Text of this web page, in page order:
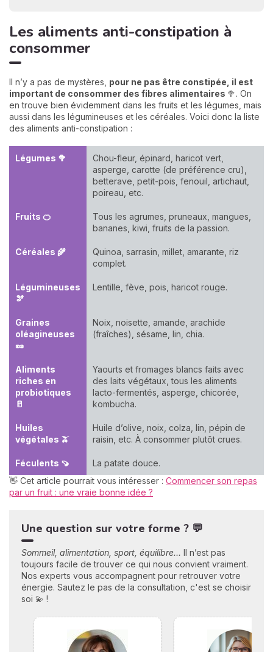
Les aliments anti-constipation à
consommer
Il n’y a pas de mystères, pour ne pas être constipée, il est
important de consommer des fibres alimentaires 🥦. On
en trouve bien évidemment dans les fruits et les légumes, mais
aussi dans les légumineuses et les céréales. Voici donc la liste
des aliments anti-constipation :
Légumes 🥦
Chou-fleur, épinard, haricot vert,
asperge, carotte (de préférence cru),
betterave, petit-pois, fenouil, artichaut,
poireau, etc.
Fruits 🍊
Tous les agrumes, pruneaux, mangues,
bananes, kiwi, fruits de la passion.
Céréales 🌾
Quinoa, sarrasin, millet, amarante, riz
complet.
Légumineuses
🫘
Lentille, fève, pois, haricot rouge.
Graines
oléagineuses
🥜
Noix, noisette, amande, arachide
(fraîches), sésame, lin, chia.
Aliments
riches en
probiotiques
🥛
Yaourts et fromages blancs faits avec
des laits végétaux, tous les aliments
lacto-fermentés, asperge, chicorée,
kombucha.
Huiles
végétales 🫒
Huile d’olive, noix, colza, lin, pépin de
raisin, etc. À consommer plutôt crues.
Féculents 🍠
La patate douce.
👋 Cet article pourrait vous intéresser : Commencer son repas
par un fruit : une vraie bonne idée ?
Une question sur votre forme ? 💬
Sommeil, alimentation, sport, équilibre… Il n’est pas
toujours facile de trouver ce qui nous convient vraiment.
Nos experts vous accompagnent pour retrouver votre
énergie. Sautez le pas de la consultation, c'est se choisir
soi 💫 !